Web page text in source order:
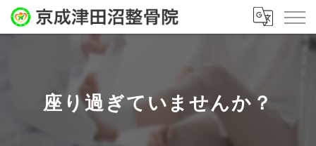
座り過ぎていませんか？